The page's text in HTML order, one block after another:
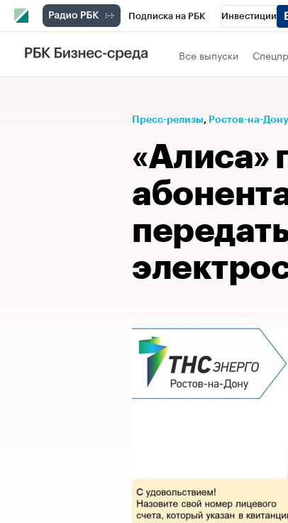
Подписка на РБК Инвестиции
Телеканал
Спецпроекты
Все выпуски
Пресс-релизы⁠, Ростов-на-Дону
«Алиса»